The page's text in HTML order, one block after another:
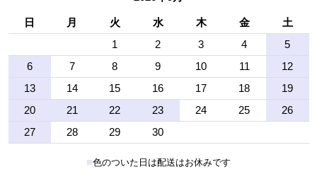
日 月 火 水 木 金
土
1
2 3 4
5
6
7 8 9 10 11
12
13
14 15 16 17 18
19
20
21 22 23 24 25
26
27
28 29 30
■色のついた日は配送はお休みです